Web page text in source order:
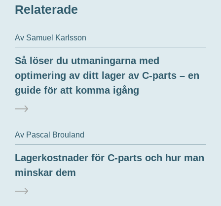
Relaterade
Av Samuel Karlsson
Så löser du utmaningarna med
optimering av ditt lager av C-parts – en
guide för att komma igång
Av Pascal Brouland
Lagerkostnader för C-parts och hur man
minskar dem